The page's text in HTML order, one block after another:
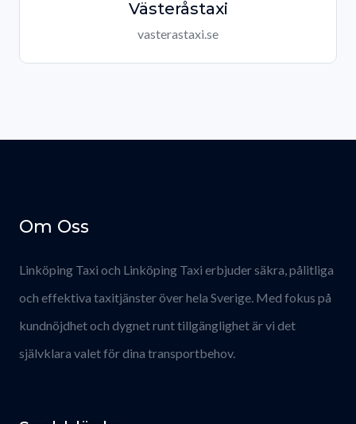
Västeråstaxi
vasterastaxi.se
Om Oss
Linköping Taxi och Linköping Taxi erbjuder säkra, pålitliga
och effektiva taxitjänster över hela Sverige. Med fokus på
kundnöjdhet och dygnet runt tillgänglighet är vi det
självklara valet för dina transportbehov.